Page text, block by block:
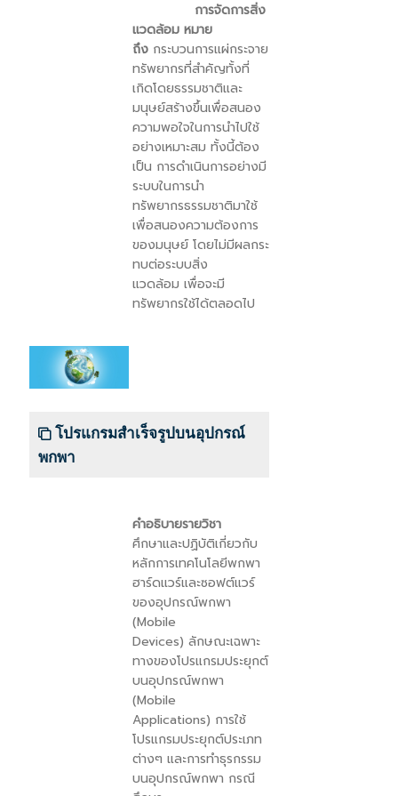
การจัดการสิ่ง
แวดล้อม หมาย
ถึง กระบวนการแผ่กระจาย
ทรัพยากรที่สำคัญทั้งที่
เกิดโดยธรรมชาติและ
มนุษย์สร้างขึ้นเพื่อสนอง
ความพอใจในการนำไปใช้
อย่างเหมาะสม ทั้งนี้ต้อง
เป็น การดำเนินการอย่างมี
ระบบในการนำ
ทรัพยากรธรรมชาติมาใช้
เพื่อสนองความต้องการ
ของมนุษย์ โดยไม่มีผลกระ
ทบต่อระบบสิ่ง
แวดล้อม เพื่อจะมี
ทรัพยากรใช้ได้ตลอดไป
โปรแกรมสำเร็จรูปบนอุปกรณ์
พกพา
คำอธิบายรายวิชา
ศึกษาและปฏิบัติเกี่ยวกับ
หลักการเทคโนโลยีพกพา
ฮาร์ดแวร์และซอฟต์แวร์
ของอุปกรณ์พกพา
(Mobile
Devices) ลักษณะเฉพาะ
ทางของโปรแกรมประยุกต์
บนอุปกรณ์พกพา
(Mobile
Applications) การใช้
โปรแกรมประยุกต์ประเภท
ต่างๆ และการทำธุรกรรม
บนอุปกรณ์พกพา กรณี